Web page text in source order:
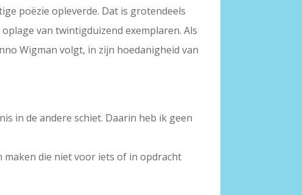
poëzie opleverde. Dat is grotendeels
van twintigduizend exemplaren. Als
Wigman volgt, in zijn hoedanigheid van
in de andere schiet. Daarin heb ik geen
maken die niet voor iets of in opdracht